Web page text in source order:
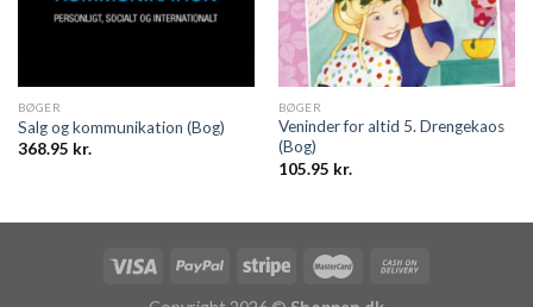
BØGER
Salg og kommunikation (Bog)
368.95 kr.
BØGER
Veninder for altid 5. Drengekaos
(Bog)
105.95 kr.